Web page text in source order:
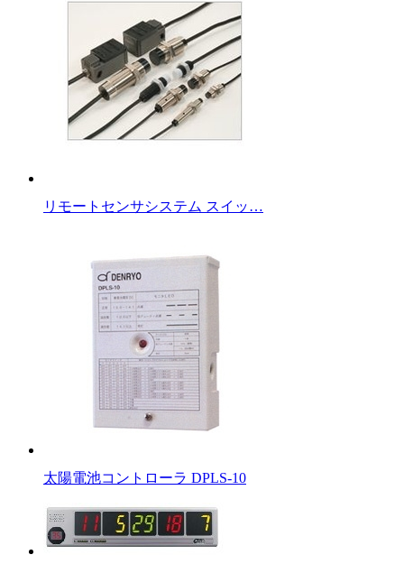
リモートセンサシステム スイッ…
太陽電池コントローラ DPLS-10